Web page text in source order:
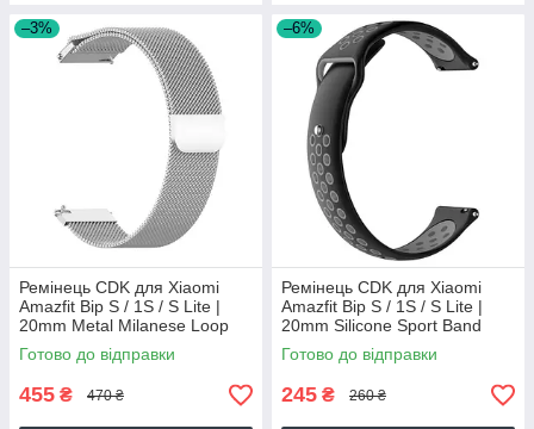
–3%
Ремінець CDK для Xiaomi
Amazfit Bip S / 1S / S Lite |
20mm Metal Milanese Loop
Magnetic (09649) (silver)
Готово до відправки
455 ₴ 470 ₴
–6%
Ремінець CDK для Xiaomi
Amazfit Bip S / 1S / S Lite |
20mm Silicone Sport Band
Nike (011906) (black / grey)
Готово до відправки
245 ₴ 260 ₴